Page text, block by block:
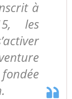
à
les